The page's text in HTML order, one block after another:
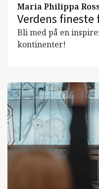
Maria Philippa
Verdens
Bli med på en
kontinenter!